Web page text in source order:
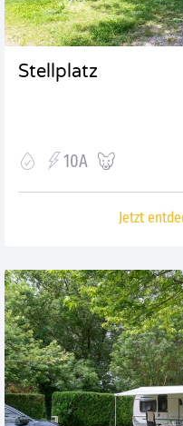
Stellplatz
10A
Jetzt